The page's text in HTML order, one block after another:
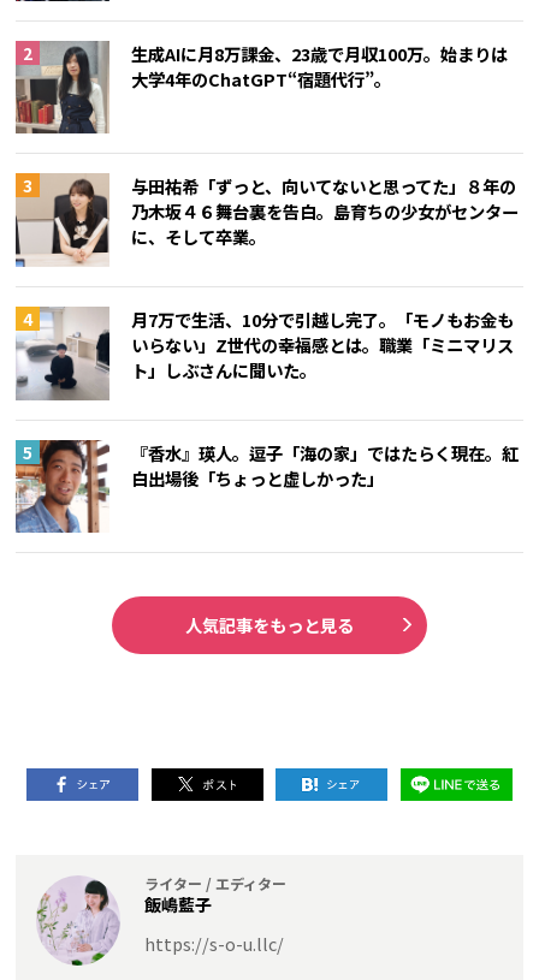
生成AIに月8万課金、23歳で月収100万。始まりは
大学4年のChatGPT“宿題代行”。
与田祐希「ずっと、向いてないと思ってた」８年の
乃木坂４６舞台裏を告白。島育ちの少女がセンター
に、そして卒業。
月7万で生活、10分で引越し完了。「モノもお金も
いらない」Z世代の幸福感とは。職業「ミニマリス
ト」しぶさんに聞いた。
『香水』瑛人。逗子「海の家」ではたらく現在。紅
白出場後「ちょっと虚しかった」
人気記事をもっと見る
ライター / エディター
飯嶋藍子
https://s-o-u.llc/